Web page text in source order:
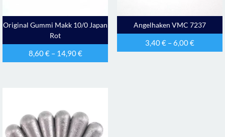
Original Gummi Makk 10/0 Japan
Rot
8,60€– 14,90€
Angelhaken VMC 7237
3,40€–6,00€